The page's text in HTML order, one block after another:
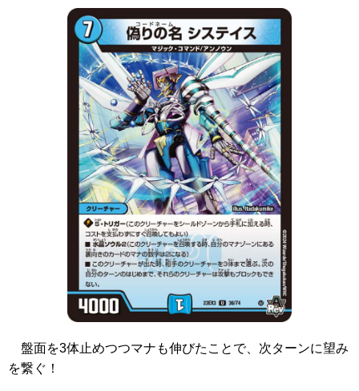
盤面を3体止めつつマナも伸びたことで、次ターンに望み
を繋ぐ！